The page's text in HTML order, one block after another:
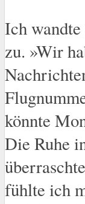
Ich
zu. »Wir
könnte
Die Ruhe
fühlte ich